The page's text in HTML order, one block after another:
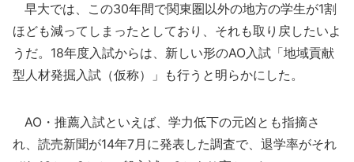
早大では、この30年間で関東圏以外の地方の学生が1割
ほども減ってしまったとしており、それも取り戻したいよ
うだ。18年度入試からは、新しい形のAO入試「地域貢献
型人材発掘入試（仮称）」も行うと明らかにした。
AO・推薦入試といえば、学力低下の元凶とも指摘さ
れ、読売新聞が14年7月に発表した調査で、退学率がそれ